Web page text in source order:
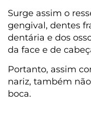
Surge assim o
gengival, dentes
dentária e dos
da face e de
Portanto, assim
nariz, também
boca.